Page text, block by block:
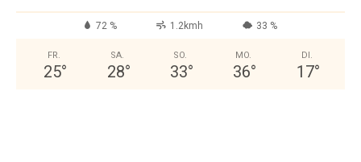
72 % 1.2kmh 33 %
FR.
25°
SA.
28°
SO.
33°
MO.
36°
DI.
17°